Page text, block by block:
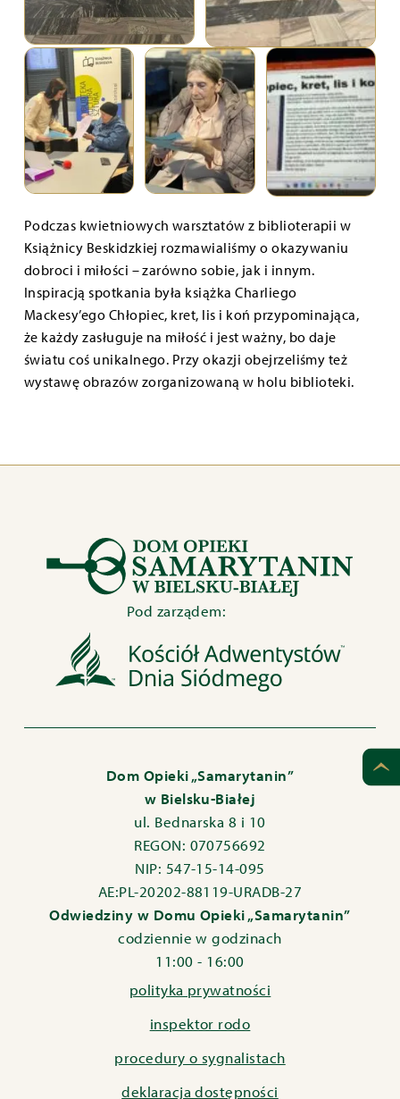
Podczas kwietniowych warsztatów z biblioterapii w
Książnicy Beskidzkiej rozmawialiśmy o okazywaniu
dobroci i miłości – zarówno sobie, jak i innym.
Inspiracją spotkania była książka Charliego
Mackesy’ego Chłopiec, kret, lis i koń przypominająca,
że każdy zasługuje na miłość i jest ważny, bo daje
światu coś unikalnego. Przy okazji obejrzeliśmy też
wystawę obrazów zorganizowaną w holu biblioteki.
Pod zarządem:
Dom Opieki „Samarytanin”
w Bielsku-Białej
ul. Bednarska 8 i 10
REGON: 070756692
NIP: 547-15-14-095
AE:PL-20202-88119-URADB-27
Odwiedziny w Domu Opieki „Samarytanin”
codziennie w godzinach
11:00 - 16:00
polityka prywatności
inspektor rodo
procedury o sygnalistach
deklaracja dostępności